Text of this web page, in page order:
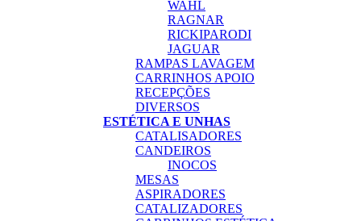
WAHL
RAGNAR
RICKIPARODI
JAGUAR
RAMPAS LAVAGEM
CARRINHOS APOIO
RECEPÇÕES
DIVERSOS
ESTÉTICA E UNHAS
CATALISADORES
CANDEIROS
INOCOS
MESAS
ASPIRADORES
CATALIZADORES